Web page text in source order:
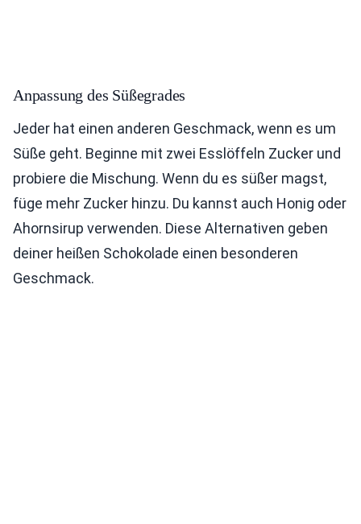
Anpassung des Süßegrades
Jeder hat einen anderen Geschmack, wenn es um
Süße geht. Beginne mit zwei Esslöffeln Zucker und
probiere die Mischung. Wenn du es süßer magst,
füge mehr Zucker hinzu. Du kannst auch Honig oder
Ahornsirup verwenden. Diese Alternativen geben
deiner heißen Schokolade einen besonderen
Geschmack.